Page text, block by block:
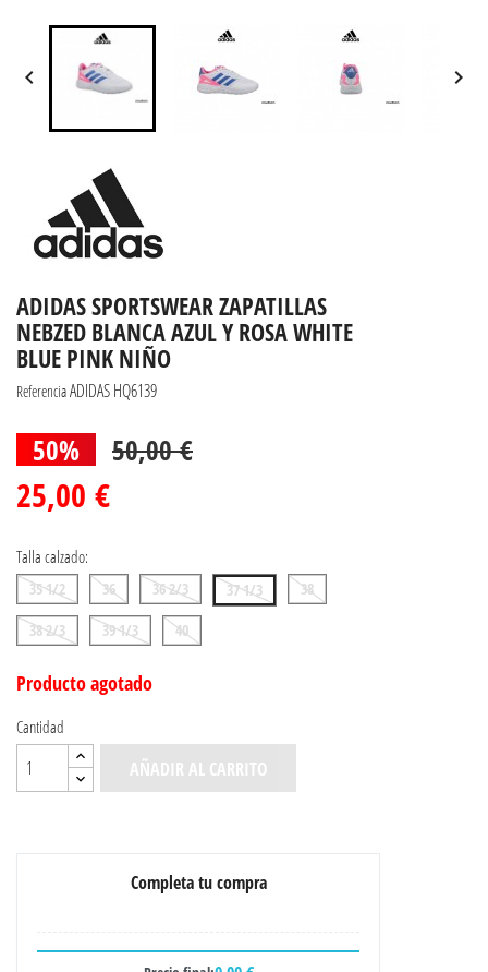
 
ADIDAS SPORTSWEAR ZAPATILLAS
NEBZED BLANCA AZUL Y ROSA WHITE
BLUE PINK NIÑO
ReferenciaADIDAS HQ6139
50% 50,00 €
25,00 €
Talla calzado:
35 1/2 36 36 2/3 37 1/3
38
38 2/3
39 1/3 40
Producto agotado
Cantidad
AÑADIR AL CARRITO
Completa tu compra